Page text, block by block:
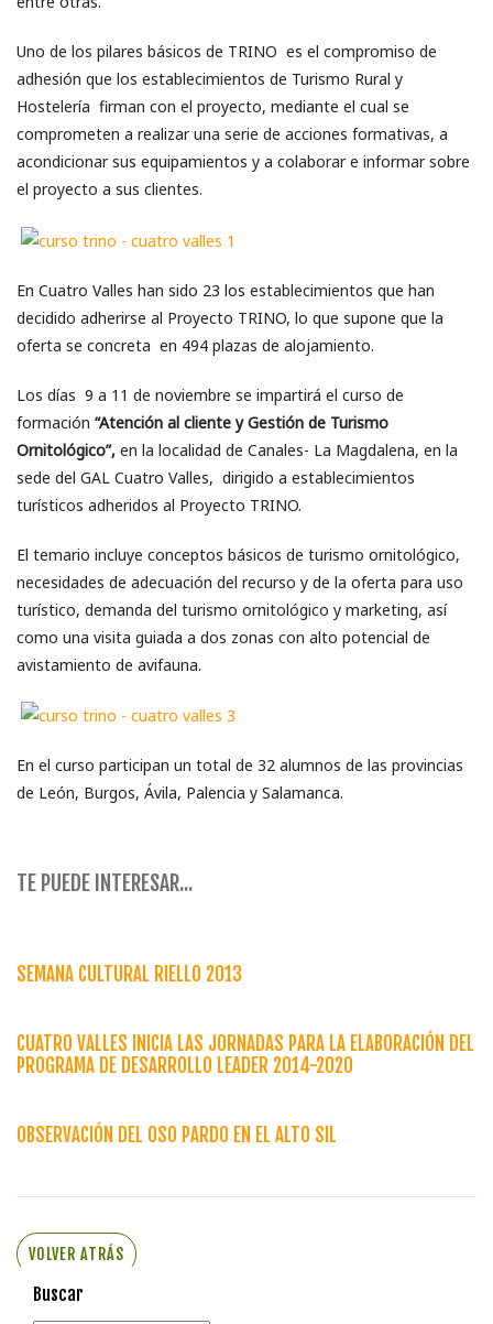
Uno de los pilares básicos de TRINO es el compromiso de
adhesión que los establecimientos de Turismo Rural y
Hostelería firman con el proyecto, mediante el cual se
comprometen a realizar una serie de acciones formativas, a
acondicionar sus equipamientos y a colaborar e informar sobre
el proyecto a sus clientes.
En Cuatro Valles han sido 23 los establecimientos que han
decidido adherirse al Proyecto TRINO, lo que supone que la
oferta se concreta en 494 plazas de alojamiento.
Los días 9 a 11 de noviembre se impartirá el curso de
formación “Atención al cliente y Gestión de Turismo
Ornitológico”, en la localidad de Canales- La Magdalena, en la
sede del GAL Cuatro Valles, dirigido a establecimientos
turísticos adheridos al Proyecto TRINO.
El temario incluye conceptos básicos de turismo ornitológico,
necesidades de adecuación del recurso y de la oferta para uso
turístico, demanda del turismo ornitológico y marketing, así
como una visita guiada a dos zonas con alto potencial de
avistamiento de avifauna.
En el curso participan un total de 32 alumnos de las provincias
de León, Burgos, Ávila, Palencia y Salamanca.
TE PUEDE INTERESAR...
SEMANA CULTURAL RIELLO 2013
CUATRO VALLES INICIA LAS JORNADAS PARA LA ELABORACIÓN DEL
PROGRAMA DE DESARROLLO LEADER 2014-2020
OBSERVACIÓN DEL OSO PARDO EN EL ALTO SIL
VOLVER ATRÁS
Buscar